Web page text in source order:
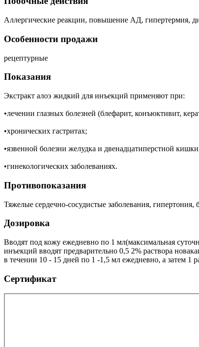
Аллергические реакции, повышение АД, гипертермия,
Особенности продажи
рецептурные
Показания
Экстракт алоэ жидкий для инъекций применяют при:
•лечении глазных болезней (блефарит, конъюктивит,
•хронических гастритах;
•язвенной болезни желудка и двенадцатиперстной
•гинекологических заболеваниях.
Противопоказания
Тяжелые сердечно-сосудистые заболевания,
Дозировка
Вводят под кожу ежедневно по 1 мл(максимальная
инъекций вводят предварительно 0,5 2% раствора
в течении 10 - 15 дней по 1 -1,5 мл ежедневно, а затем 1
Сертификат